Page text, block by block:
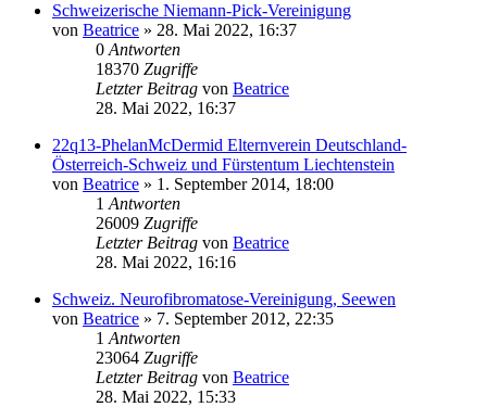
Schweizerische Niemann-Pick-Vereinigung
von Beatrice » 28. Mai 2022, 16:37
0 Antworten
18370 Zugriffe
Letzter Beitrag von Beatrice
28. Mai 2022, 16:37
22q13-PhelanMcDermid Elternverein Deutschland-
Österreich-Schweiz und Fürstentum Liechtenstein
von Beatrice » 1. September 2014, 18:00
1 Antworten
26009 Zugriffe
Letzter Beitrag von Beatrice
28. Mai 2022, 16:16
Schweiz. Neurofibromatose-Vereinigung, Seewen
von Beatrice » 7. September 2012, 22:35
1 Antworten
23064 Zugriffe
Letzter Beitrag von Beatrice
28. Mai 2022, 15:33